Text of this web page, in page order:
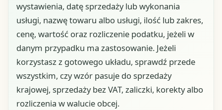
wystawienia, datę sprzedaży lub wykonania
usługi, nazwę towaru albo usługi, ilość lub zakres,
cenę, wartość oraz rozliczenie podatku, jeżeli w
danym przypadku ma zastosowanie. Jeżeli
korzystasz z gotowego układu, sprawdź przede
wszystkim, czy wzór pasuje do sprzedaży
krajowej, sprzedaży bez VAT, zaliczki, korekty albo
rozliczenia w walucie obcej.